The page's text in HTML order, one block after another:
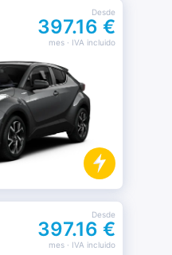
Desde
397.16 €
mes· IVA incluido
Desde
397.16 €
mes· IVA incluido